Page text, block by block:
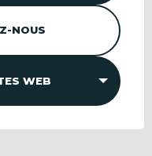
NOUS
WEB